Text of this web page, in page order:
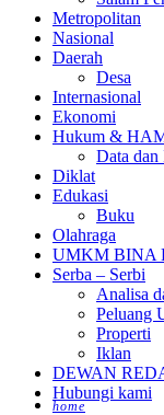
Metropolitan
Nasional
Daerah
Desa
Internasional
Ekonomi
Hukum &
Data
Diklat
Edukasi
Buku
Olahraga
UMKM BINA
Serba – Serbi
Analisa
Peluang
Properti
Iklan
DEWAN
Hubungi kami
home